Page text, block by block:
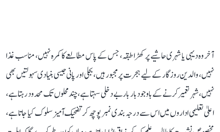
آخر وہ دیہی یا شہری حاشیے پر کھڑا طبقہ، جس کے پاس مطالعے کا کمرہ نہیں، مناسب غذا
نہیں، والدین روزگار کے لیے ہجرت پر مجبور ہیں، بجلی اور پانی جیسی بنیادی سہولتیں بھی
نہیں، شہر تعمیر کرنے کے باوجود بار بار بے دخلی سہتا ہے، چند محلوں تک محدود رہتا ہے،
اعلیٰ تعلیمی اداروں میں اس سے درجہ بندی نمبر پوچھ کر تضحیک آمیز سلوک کیا جاتا ہے،